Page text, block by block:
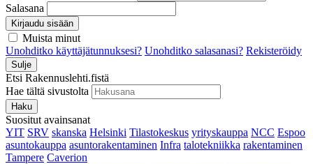
Salasana
Kirjaudu sisään
Muista minut
Unohditko käyttäjätunnuksesi? Unohditko salasanasi? Rekisteröidy
Sulje
Etsi Rakennuslehti.fistä
Hae tältä sivustolta
Haku
Suositut avainsanat
YIT SRV skanska Helsinki Tilastokeskus yrityskauppa NCC Espoo
asuntokauppa asuntorakentaminen Infra talotekniikka rakentaminen
Tampere Caverion